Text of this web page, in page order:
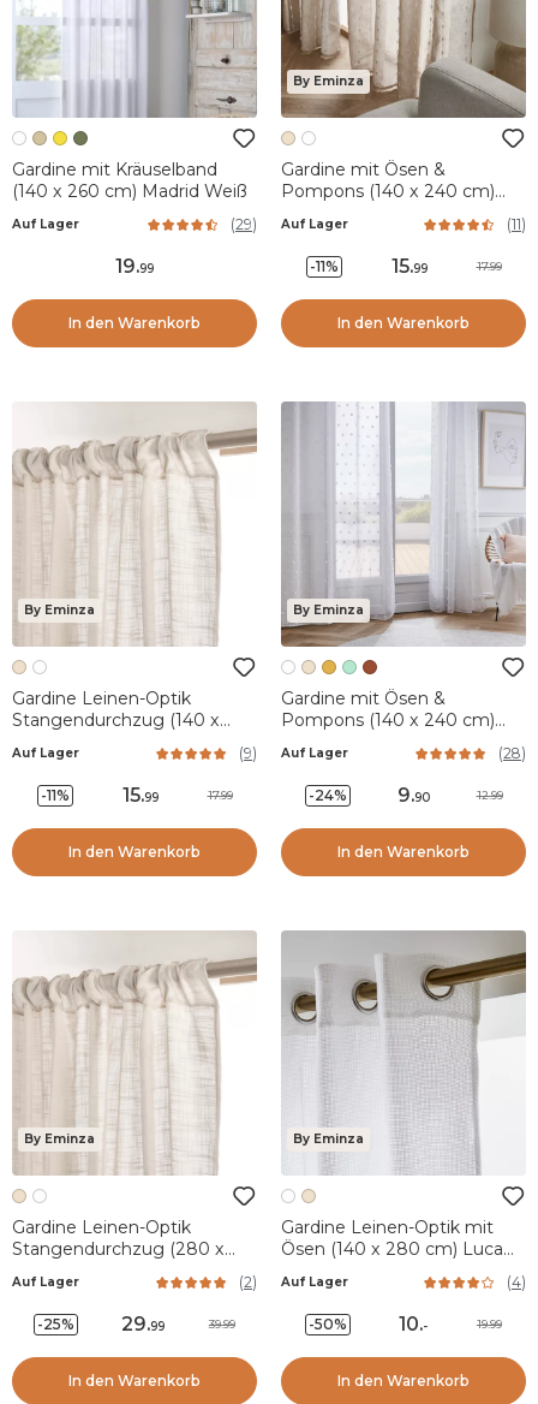
Gardine mit Kräuselband
(140 x 260 cm) Madrid Weiß
Auf Lager (29)
19.99
In den Warenkorb
By Eminza
Gardine mit Ösen &
Pompons (140 x 240 cm)
Auf Lager (11)
-11% 15.99 17.99
In den Warenkorb
By Eminza
Gardine Leinen-Optik
Stangendurchzug (140 x
Auf Lager (9)
-11% 15.99 17.99
In den Warenkorb
By Eminza
Gardine mit Ösen &
Pompons (140 x 240 cm)
Auf Lager (28)
-24% 9.90 12.99
In den Warenkorb
By Eminza
Gardine Leinen-Optik
Stangendurchzug (280 x
Auf Lager (2)
-25% 29.99 39.99
In den Warenkorb
By Eminza
Gardine Leinen-Optik mit
Ösen (140 x 280 cm) Luca
Auf Lager (4)
-50% 10.- 19.99
In den Warenkorb